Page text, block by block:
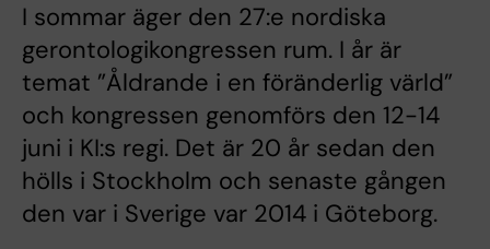
I sommar äger den 27:e nordiska
gerontologikongressen rum. I år är
temat ”Åldrande i en föränderlig värld”
och kongressen genomförs den 12-14
juni i KI:s regi. Det är 20 år sedan den
hölls i Stockholm och senaste gången
den var i Sverige var 2014 i Göteborg.